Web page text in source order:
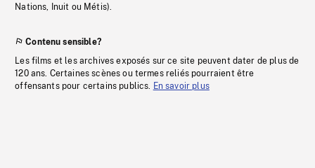
Nations, Inuit ou Métis).
Contenu sensible?
Les films et les archives exposés sur ce site peuvent dater de plus de
120 ans. Certaines scènes ou termes reliés pourraient être
offensants pour certains publics. En savoir plus